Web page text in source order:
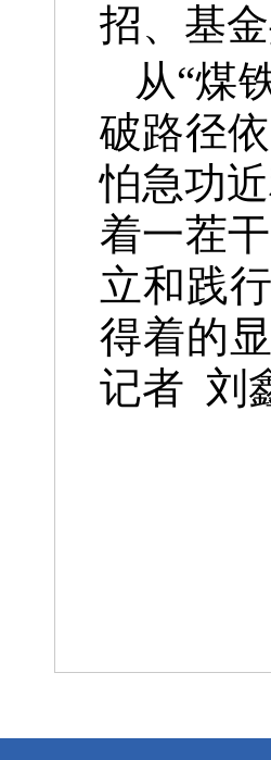
招、基
从“煤
破路径
怕急功
着一茬
立和践
得着的
记者 刘